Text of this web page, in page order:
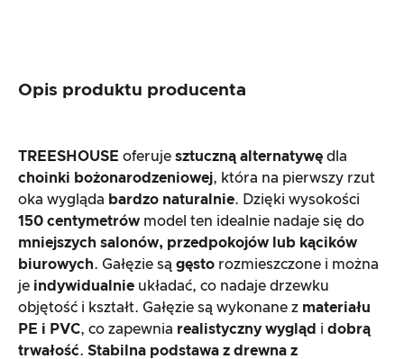
Opis produktu producenta
TREESHOUSE oferuje sztuczną alternatywę dla
choinki bożonarodzeniowej, która na pierwszy rzut
oka wygląda bardzo naturalnie. Dzięki wysokości
150 centymetrów model ten idealnie nadaje się do
mniejszych salonów, przedpokojów lub kącików
biurowych. Gałęzie są gęsto rozmieszczone i można
je indywidualnie układać, co nadaje drzewku
objętość i kształt. Gałęzie są wykonane z materiału
PE i PVC, co zapewnia realistyczny wygląd i dobrą
trwałość. Stabilna podstawa z drewna z